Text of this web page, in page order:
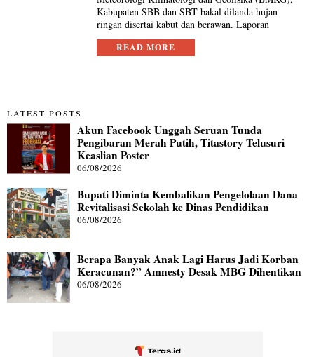
Kabupaten SBB dan SBT bakal dilanda hujan
ringan disertai kabut dan berawan. Laporan
READ MORE
LATEST POSTS
Akun Facebook Unggah Seruan Tunda
Pengibaran Merah Putih, Titastory Telusuri
Keaslian Poster
06/08/2026
Bupati Diminta Kembalikan Pengelolaan Dana
Revitalisasi Sekolah ke Dinas Pendidikan
06/08/2026
Berapa Banyak Anak Lagi Harus Jadi Korban
Keracunan?” Amnesty Desak MBG Dihentikan
06/08/2026